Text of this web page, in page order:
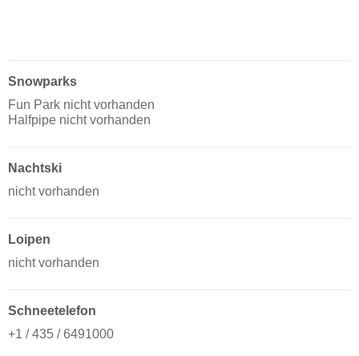
Snowparks
Fun Park nicht vorhanden
Halfpipe nicht vorhanden
Nachtski
nicht vorhanden
Loipen
nicht vorhanden
Schneetelefon
+1 / 435 / 6491000